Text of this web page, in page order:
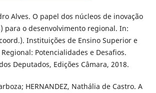
Alves. O papel dos núcleos de inovação
para o desenvolvimento regional. In:
Instituições de Ensino Superior e
Potencialidades e Desafios.
Deputados, Edições Câmara, 2018.
HERNANDEZ, Nathália de Castro. A